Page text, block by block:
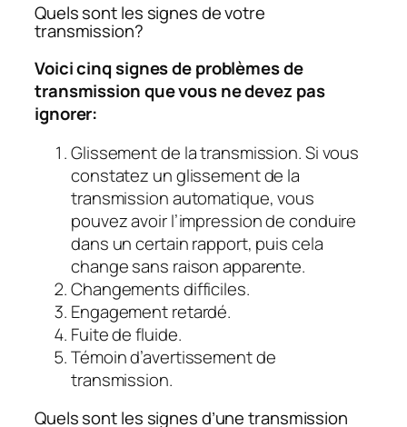
Quels sont les signes de votre
transmission?
Voici cinq signes de problèmes de
transmission que vous ne devez pas
ignorer:
Glissement de la transmission. Si vous
constatez un glissement de la
transmission automatique, vous
pouvez avoir l’impression de conduire
dans un certain rapport, puis cela
change sans raison apparente.
Changements difficiles.
Engagement retardé.
Fuite de fluide.
Témoin d’avertissement de
transmission.
Quels sont les signes d’une transmission